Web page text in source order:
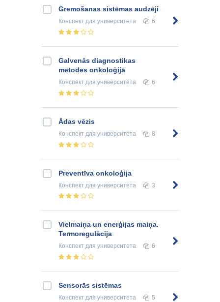
Gremošanas sistēmas audzēji
Конспект для университета 6
Galvenās diagnostikas
metodes onkoloģijā
Конспект для университета 6
Ādas vēzis
Конспект для университета 8
Preventīva onkoloģija
Конспект для университета 3
Vielmaiņa un enerģijas maiņa.
Termoregulācija
Конспект для университета 6
Sensorās sistēmas
Конспект для университета 5